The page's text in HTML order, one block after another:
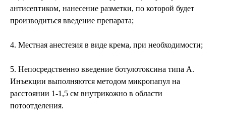
антисептиком, нанесение разметки, по которой будет
производиться введение препарата;
4. Местная анестезия в виде крема, при необходимости;
5. Непосредственно введение ботулотоксина типа А.
Инъекции выполняются методом микропапул на
расстоянии 1-1,5 см внутрикожно в области
потоотделения.